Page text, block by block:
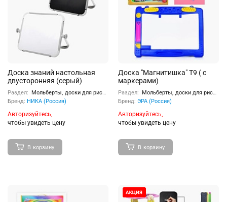
Доска знаний настольная
двусторонняя (серый)
Раздел:
Мольберты, доски для рисования
Бренд: НИКА (Россия)
Авторизуйтесь,
чтобы увидеть цену
В корзину
Доска "Магнитишка" Т9 ( с
маркерами)
Раздел:
Мольберты, доски для рисования
Бренд: ЭРА (Россия)
Авторизуйтесь,
чтобы увидеть цену
В корзину